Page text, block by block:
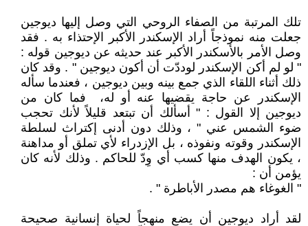
تلك المرتبة من الصفاء الروحي التي وصل إليها ديوجين
جعلت منه نموذجاً أراد الإسكندر الأكبر الإحتذاء به . فقد
وصل الأمر بالأسكندر الأكبر عند حديثه عن ديوجين قوله :
" لو لم أكن الإسكندر لوددّت أن أكون ديوجين " . وقد كان
ذلك أثناء اللقاء الذي جمع بينه وبين ديوجين ، فعندما سأله
الإسكندر عن حاجة يقضيها عنه أو له، فما كان من
ديوجين إلا القول : " أسألك أن تبتعد قليلاً لأنك تحجب
ضوء الشمس عني " ، وذلك دون أدنى إكتراث لسلطة
الإسكندر وقوته ونفوذه ، بل الإزدراء لأي تملق أو مداهنة
، يكون الهدف منها كسب أي وِدّ للحاكم . وذلك لأنه كان
يؤمن أن :
" الغوغاء هم مصدر الأباطرة " .
لقد أراد ديوجين أن يضع منهجاً لحياة إنسانية صحيحة